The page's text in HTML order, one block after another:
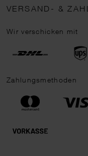
VERSAND- &
Wir verschicken mit
Zahlungsmethoden